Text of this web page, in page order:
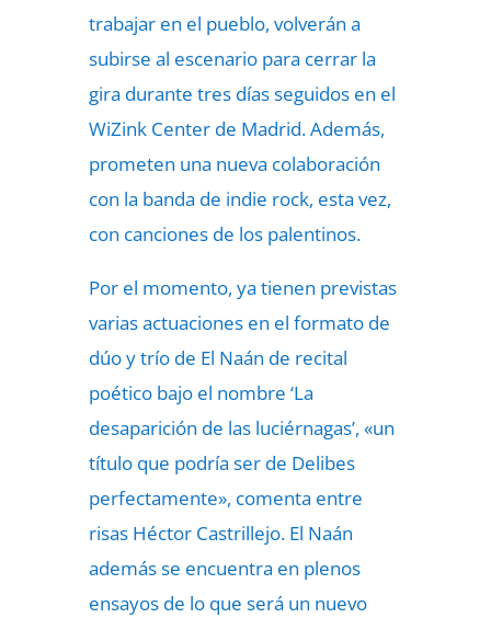
trabajar en el pueblo, volverán a
subirse al escenario para cerrar la
gira durante tres días seguidos en el
WiZink Center de Madrid. Además,
prometen una nueva colaboración
con la banda de indie rock, esta vez,
con canciones de los palentinos.
Por el momento, ya tienen previstas
varias actuaciones en el formato de
dúo y trío de El Naán de recital
poético bajo el nombre ‘La
desaparición de las luciérnagas’, «un
título que podría ser de Delibes
perfectamente», comenta entre
risas Héctor Castrillejo. El Naán
además se encuentra en plenos
ensayos de lo que será un nuevo